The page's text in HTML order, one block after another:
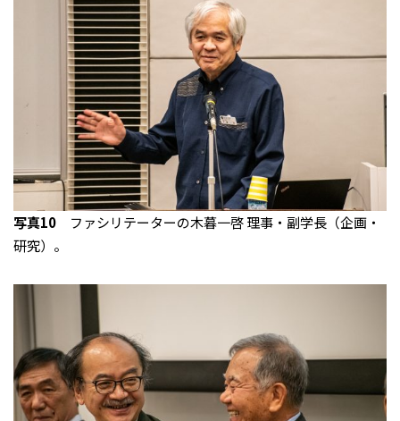
写真10 ファシリテーターの木暮一啓 理事・副学長（企画・
研究）。